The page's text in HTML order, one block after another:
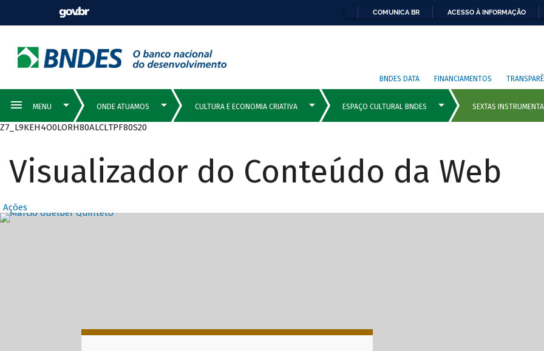
COMUNICA BR ACESSO À INFORMAÇÃO
BNDES DATA FINANCIAMENTOS
Z7_L9KEH4O0LORH80ALCLTPF80S20
Visualizador do Conteúdo da Web
Ações
Destaques Principais com